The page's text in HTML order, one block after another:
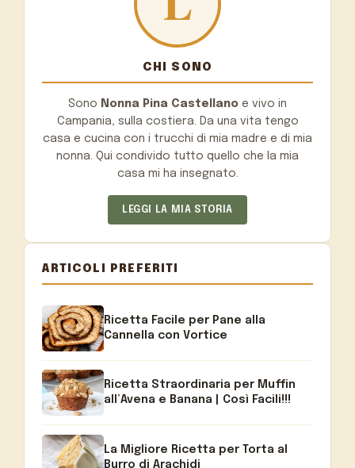
CHI SONO
Sono Nonna Pina Castellano e vivo in
Campania, sulla costiera. Da una vita tengo
casa e cucina con i trucchi di mia madre e di mia
nonna. Qui condivido tutto quello che la mia
casa mi ha insegnato.
LEGGI LA MIA STORIA
ARTICOLI PREFERITI
Ricetta Facile per Pane alla
Cannella con Vortice
Ricetta Straordinaria per Muffin
all’Avena e Banana | Così Facili!!!
La Migliore Ricetta per Torta al
Burro di Arachidi